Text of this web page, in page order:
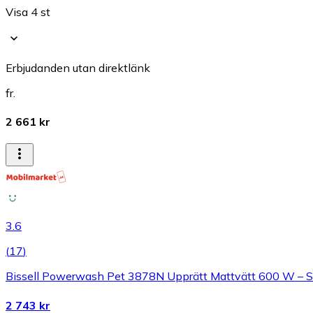
Visa 4 st
Erbjudanden utan direktlänk
fr.
2 661 kr
3.6
(17)
Bissell Powerwash Pet 3878N Upprätt Mattvätt 600 W –
2 743 kr